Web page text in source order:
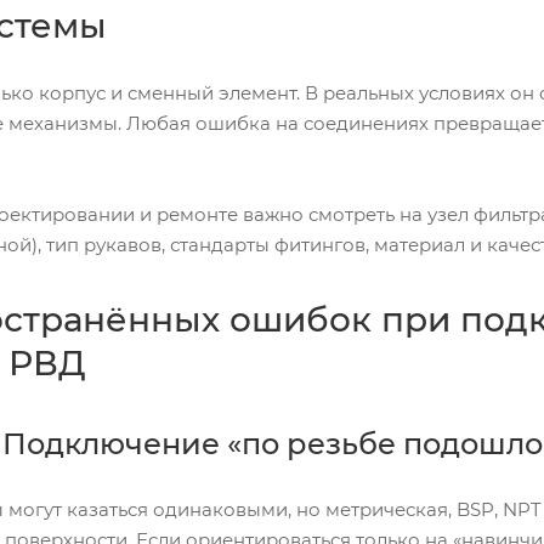
корпус и сменный элемент. В реальных условиях
механизмы. Любая ошибка на соединениях
и ремонте важно смотреть на узел
тип рукавов, стандарты фитингов, материал и
ошибок при
РВД
«по резьбе
казаться одинаковыми, но метрическая, BSP,